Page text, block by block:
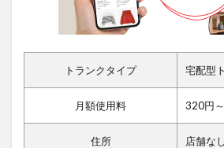
トランクタイプ 宅配型
月額使用料 320円～
住所 店舗な